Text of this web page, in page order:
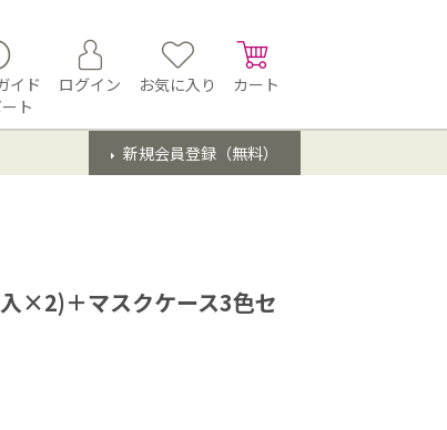
イド
ト
ログイン お気に入り カート
新規会員登録（無料）
×2)＋マスクケース3色セ